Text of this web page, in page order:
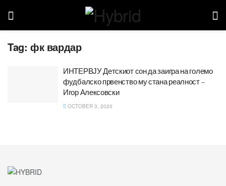
Tag: фк вардар
ИНТЕРВЈУ Детскиот сон да заигра на големо
фудбалско првенство му стана реалност –
Игор Алексовски
OCTOBER 3, 2020